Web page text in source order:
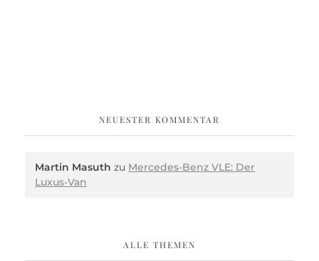
NEUESTER KOMMENTAR
Martin Masuth zu Mercedes-Benz VLE: Der
Luxus-Van
ALLE THEMEN